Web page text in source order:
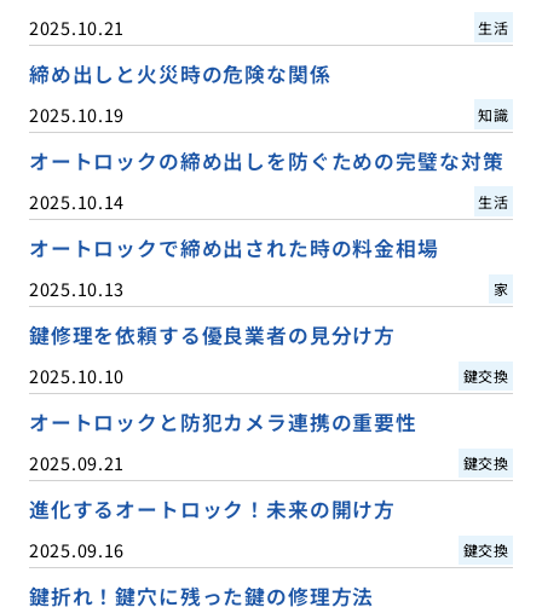
2025.10.21 生活
締め出しと火災時の危険な関係
2025.10.19 知識
オートロックの締め出しを防ぐための完璧な対策
2025.10.14 生活
オートロックで締め出された時の料金相場
2025.10.13 家
鍵修理を依頼する優良業者の見分け方
2025.10.10 鍵交換
オートロックと防犯カメラ連携の重要性
2025.09.21 鍵交換
進化するオートロック！未来の開け方
2025.09.16 鍵交換
鍵折れ！鍵穴に残った鍵の修理方法